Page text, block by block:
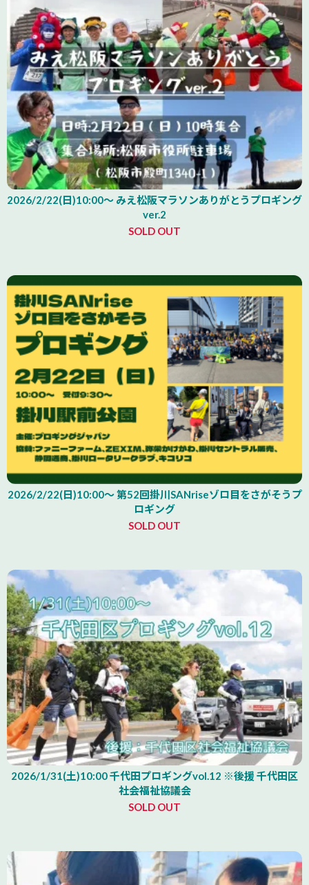
2026/2/22(日)10:00～ みえ松阪マラソンありがとうプロギング
ver.2
SOLD OUT
2026/2/22(日)10:00～ 第52回掛川SANriseゾロ目をさがそうプ
ロギング
SOLD OUT
2026/1/31(土)10:00 千代田プロギングvol.12 ※後援 千代田区
社会福祉協議会
SOLD OUT